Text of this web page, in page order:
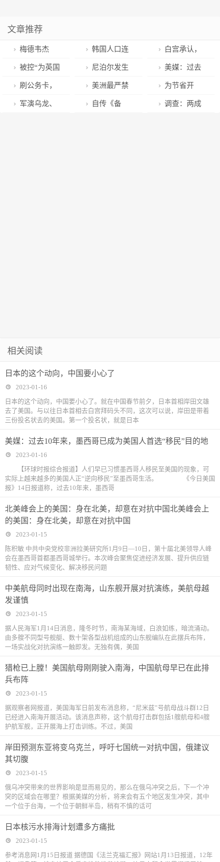
文章推荐
梅德韦杰
夫：岸田文雄
只有“切腹”才
能“洗去耻辱”
韩国人口连
续两年减少，
约41%为单人
户
白宫承认，
拜登私宅中又
发现另外5页
机密材料
被控“为英国
从事间谍活动”
伊朗前国防部
尼泊尔发生
“30年来最严
重空难”，当地
美媒：过去
10年来，墨西
哥已成为美国
刷公务卡，
博索纳罗7万
美洲最严禁
烟法在墨西哥
为节省开
支，斯里兰卡
军演乌龙、 自传《备 调查：两成
相关阅读
日本的这个动向，中国要小心了
2023-01-16
日本的这个动向，中国要小心了。就在中国春节前夕，日本首相岸田文雄
去了美国。与以往日本首相去白宫拜码头不同，这次可以说，岸田是带着
三份投名状去的美国。第一个投名状，就是日本
美媒：过去10年来，墨西哥已成为美国人首选“移民”目的地
2023-01-16
【环球时报综合报道】人们早已习惯墨西哥人移民至美国的现象，可
实际上越来越多的美国人正“逆向移民”至墨西哥生活。 《今日美国
报》14日报道称，过去10年来，墨西哥
北美峰会上的美国：身在北美，却意在对抗中国北美峰会上
的美国：身在北美，却意在对抗中国
2023-01-15
陈积敏 中共中央党校非洲拉美研究所1月9日—10日，第十届北美领导人峰
会在墨西哥首都墨西哥城举行。本次峰会聚焦促进经济发展、提升供应链
韧性、应对气候变化、解决移民问题
中美航母同时出现在南海，山东舰开展对抗演练，美航母越
发谨慎
2023-01-15
据人民海军1月14日消息，隆冬时节，南海某海域，白浪如练，暗流涌动。
由多艘不同型号舰艇、数十架各型战机组成的山东舰编队在此摆兵布阵，
一场实战化对抗演练一触即发。无独有偶，美国
猎枪已上膛！美国航母刚刚驶入南海，中国航母早已在此排
兵布阵
2023-01-15
据观察者网报道，美国海军日前发布消息称，“尼米兹”号航母战斗群12日
已经进入南海开展活动。该消息声称，这个航母打击群包括1艘航母和4艘
护航军舰，正开展海上打击训练。不过，美国
岸田预测东亚将变乌克兰，呼吁七国统一对抗中国，俄建议
其切腹
2023-01-15
俄乌冲突带来的世界影响是显而易见的，那么在俄乌冲突之后，下一个冲
突的区域会在哪里？根据美媒的分析，将来会有五个地区发生冲突，其中
一个位于台海，一个位于朝鲜半岛，稍有不慎的话可
日本核污水排海计划遭多方痛批
2023-01-15
参考消息网1月15日报道 据德国《法兰克福汇报》网站1月13日报道，12年